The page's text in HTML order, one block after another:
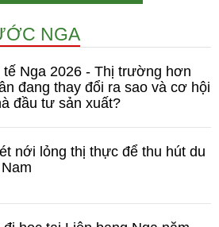
NGA
tế Nga 2026 - Thị trường hơn
đang thay đổi ra sao và cơ hội
đầu tư sản xuất?
nới lỏng thị thực để thu hút du